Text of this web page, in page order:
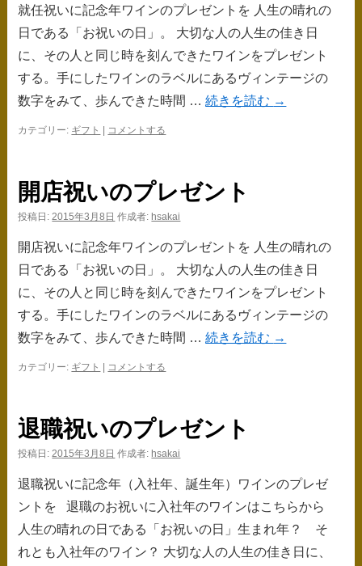
就任祝いに記念年ワインのプレゼントを 人生の晴れの
日である「お祝いの日」。 大切な人の人生の佳き日
に、その人と同じ時を刻んできたワインをプレゼント
する。手にしたワインのラベルにあるヴィンテージの
数字をみて、歩んできた時間 …続きを読む →
カテゴリー: ギフト コメントする
開店祝いのプレゼント
投稿日: 2015年3月8日 作成者: hsakai
開店祝いに記念年ワインのプレゼントを 人生の晴れの
日である「お祝いの日」。 大切な人の人生の佳き日
に、その人と同じ時を刻んできたワインをプレゼント
する。手にしたワインのラベルにあるヴィンテージの
数字をみて、歩んできた時間 …続きを読む →
カテゴリー: ギフト コメントする
退職祝いのプレゼント
投稿日: 2015年3月8日 作成者: hsakai
退職祝いに記念年（入社年、誕生年）ワインのプレゼ
ントを 退職のお祝いに入社年のワインはこちらから
人生の晴れの日である「お祝いの日」生まれ年？ そ
れとも入社年のワイン？ 大切な人の人生の佳き日に、